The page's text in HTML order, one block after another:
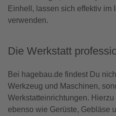
Einhell, lassen sich effektiv im
verwenden.
Die Werkstatt
Bei hagebau.de findest Du
Werkzeug und Maschinen,
Werkstatteinrichtungen.
ebenso wie Gerüste, Gebläse